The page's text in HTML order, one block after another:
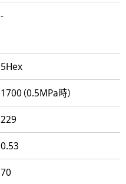
-
5Hex
1700（0.5MPa時）
229
0.53
70